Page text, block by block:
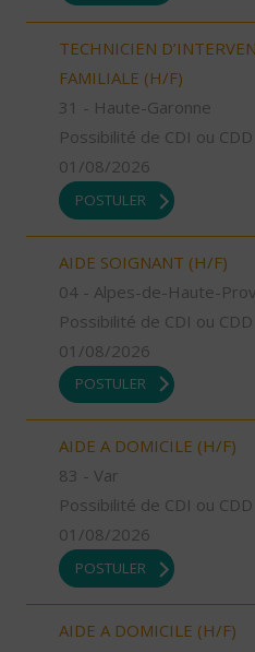
TECHNICIEN
FAMILIALE (H/F)
31 - Haute-Garonne
Possibilité de CDI ou CDD
01/08/2026
POSTULER
AIDE SOIGNANT (H/F)
04 - Alpes-de-Haute-
Possibilité de CDI ou CDD
01/08/2026
POSTULER
AIDE A DOMICILE (H/F)
83 - Var
Possibilité de CDI ou CDD
01/08/2026
POSTULER
AIDE A DOMICILE (H/F)